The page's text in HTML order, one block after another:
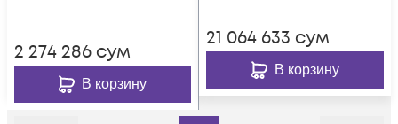
2 274 286 сум
В корзину
21 064 633 сум
В корзину